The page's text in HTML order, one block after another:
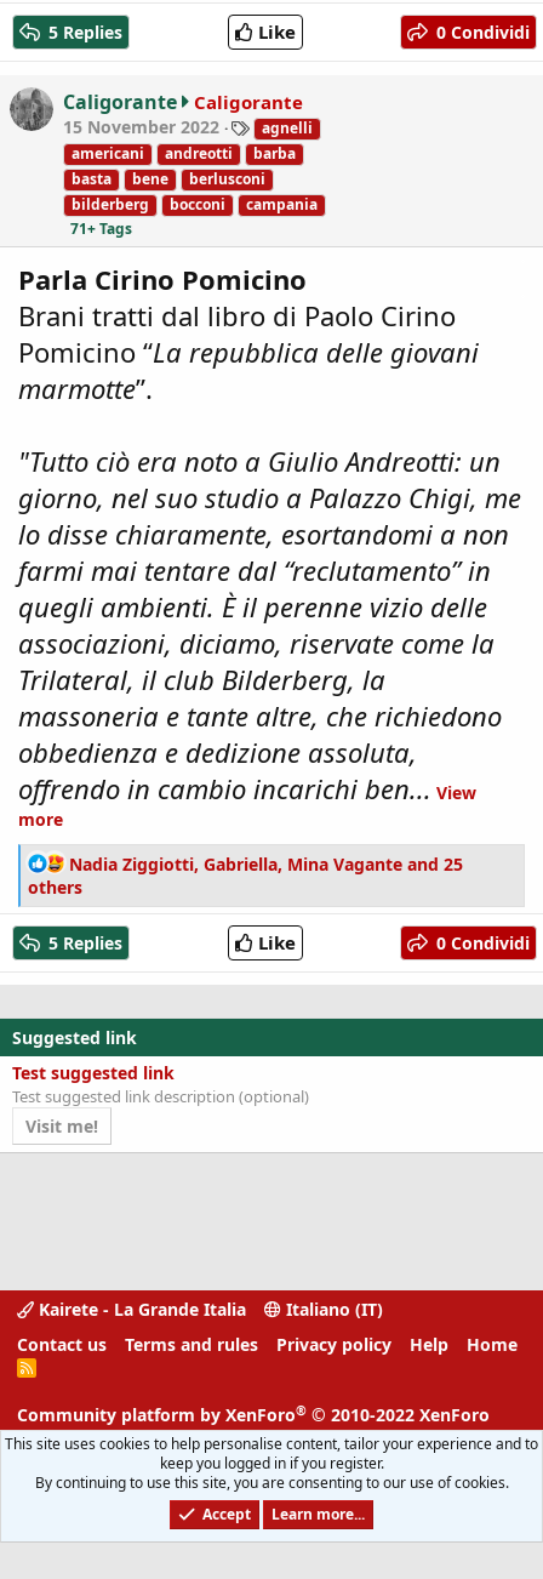
c
t
i
o
n
s
:
5 Replies Like 0 Condividi
Caligorante Caligorante
15 November 2022
T
a
g
s
agnelli
americani
andreotti
barba
basta
bene
berlusconi
bilderberg
bocconi
campania
71+ Tags
Parla Cirino Pomicino
Brani tratti dal libro di Paolo Cirino
Pomicino “La repubblica delle giovani
marmotte”.
"Tutto ciò era noto a Giulio Andreotti: un
giorno, nel suo studio a Palazzo Chigi, me
lo disse chiaramente, esortandomi a non
farmi mai tentare dal “reclutamento” in
quegli ambienti. È il perenne vizio delle
associazioni, diciamo, riservate come la
Trilateral, il club Bilderberg, la
massoneria e tante altre, che richiedono
obbedienza e dedizione assoluta,
offrendo in cambio incarichi ben... View
more
R
e
a
c
t
i
n
s
:
Nadia Ziggiotti, Gabriella, Mina Vagante and 25
others
5 Replies Like 0 Condividi
Suggested link
Test suggested link
Test suggested link description (optional)
Visit me!
Kairete - La Grande Italia
Italiano (IT)
Contact us
Terms and rules Privacy policy Help Home
R
Community platform by XenForo® © 2010-2022 XenForo
Ltd.
Parts of this site powered byXenForo add-ons from DragonByte™
©2011-2026DragonByte Technologies Ltd.(Details )
Queries 638 Time 1.2886s
This site uses cookies to help personalise content, tailor your experience and to
keep you logged in if you register.
By continuing to use this site, you are consenting to our use of cookies.
Accept
Learn more...